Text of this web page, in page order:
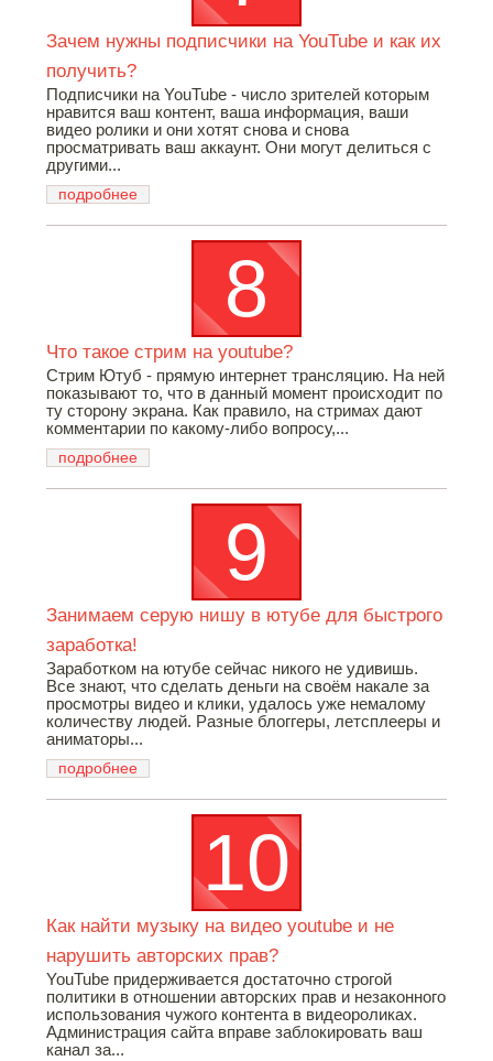
Зачем нужны подписчики на YouTube и как их
получить?
Подписчики на YouTube - число зрителей которым
нравится ваш контент, ваша информация, ваши
видео ролики и они хотят снова и снова
просматривать ваш аккаунт. Они могут делиться с
другими...
подробнее
Что такое стрим на youtube?
Стрим Ютуб - прямую интернет трансляцию. На ней
показывают то, что в данный момент происходит по
ту сторону экрана. Как правило, на стримах дают
комментарии по какому-либо вопросу,...
подробнее
Занимаем серую нишу в ютубе для быстрого
заработка!
Заработком на ютубе сейчас никого не удивишь.
Все знают, что сделать деньги на своём накале за
просмотры видео и клики, удалось уже немалому
количеству людей. Разные блоггеры, летсплееры и
аниматоры...
подробнее
Как найти музыку на видео youtube и не
нарушить авторских прав?
YouTube придерживается достаточно строгой
политики в отношении авторских прав и незаконного
использования чужого контента в видеороликах.
Администрация сайта вправе заблокировать ваш
канал за...